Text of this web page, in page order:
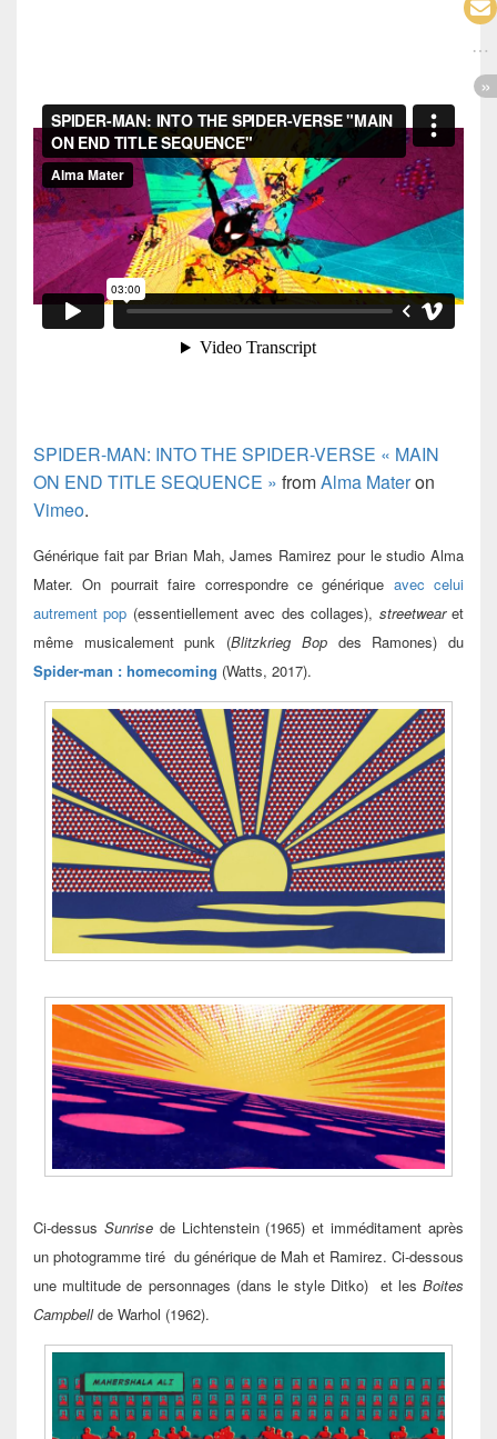
SPIDER-MAN: INTO THE SPIDER-VERSE « MAIN
ON END TITLE SEQUENCE » fromAlma Materon
Vimeo.
Générique fait par Brian Mah, James Ramirez pour le studio Alma
Mater. On pourrait faire correspondre ce générique avec celui
autrement pop (essentiellement avec des collages), streetwearet
même musicalement punk (Blitzkrieg Bopdes Ramones) du
Spider-man : homecoming (Watts, 2017).
Ci-dessus Sunrisede Lichtenstein (1965) et imméditament après
un photogramme tiré du générique de Mah et Ramirez. Ci-dessous
une multitude de personnages (dans le style Ditko) et les Boites
Campbellde Warhol (1962).